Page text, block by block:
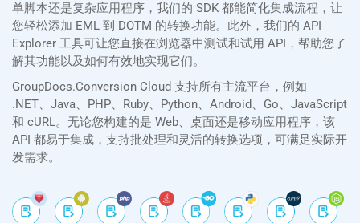
单脚本还是复杂应用程序，我们的 SDK 都能简化集成流程，让
您轻松添加 EML 到 DOTM 的转换功能。此外，我们的 API
Explorer 工具可让您直接在浏览器中测试和试用 API，帮助您了
解其功能以及如何有效地实现它们。
GroupDocs.Conversion Cloud 支持所有主流平台，例如
.NET、Java、PHP、Ruby、Python、Android、Go、JavaScript
和 cURL。无论您构建的是 Web、桌面还是移动应用程序，该
API 都易于集成，支持批处理和灵活的转换选项，可满足实际开
发需求。